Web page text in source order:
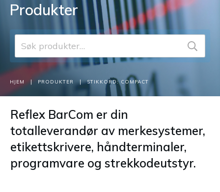
Produkter
Søk
etter:
HJEM | PRODUKTER | STIKKORD: COMPACT
Reflex BarCom er din
totalleverandør av merkesystemer,
etikettskrivere, håndterminaler,
programvare og strekkodeutstyr.